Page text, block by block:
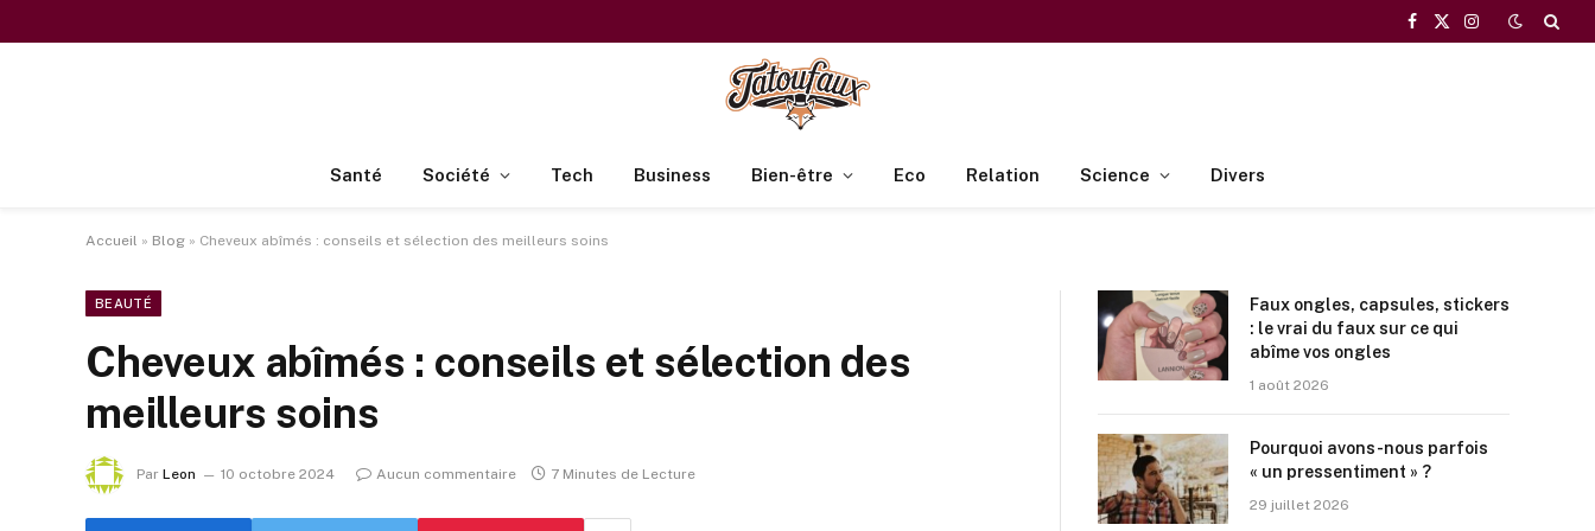
Facebook
X
Instagram
Santé Société Tech Business Bien-être Eco Relation Science Divers
Accueil » Blog » Cheveux abîmés : conseils et sélection des meilleurs soins
BEAUTÉ
Cheveux abîmés : conseils et sélection des
meilleurs soins
Par Leon 10 octobre 2024 Aucun commentaire 7 Minutes de Lecture
Faux ongles, capsules, stickers
: le vrai du faux sur ce qui
abîme vos ongles
1 août 2026
Pourquoi avons-nous parfois
« un pressentiment » ?
29 juillet 2026